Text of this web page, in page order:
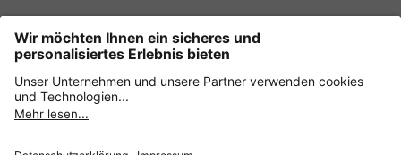
Unsere Zahlungsarten
Sicher einkaufen mit